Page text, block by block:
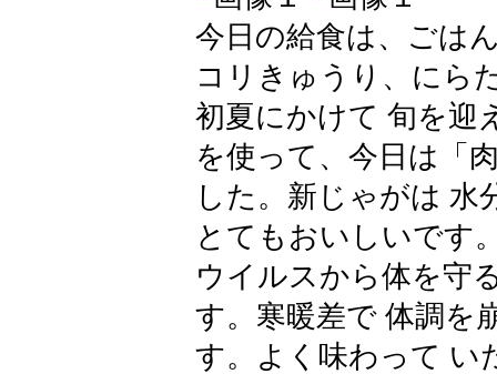
今日の給食は、ごは
コリきゅうり、にら
初夏にかけて 旬を迎
を使って、今日は「
した。新じゃがは 水
とてもおいしいです
ウイルスから体を守
す。寒暖差で 体調を
す。よく味わって い